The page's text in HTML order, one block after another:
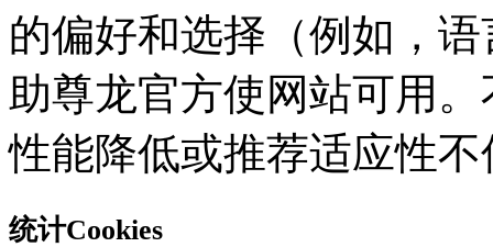
的偏好和选择（例如，
助尊龙官方使网站可用
性能降低或推荐适应性不
统计Cookies